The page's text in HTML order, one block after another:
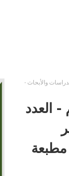
مجلة الباحث العلمية للدراسات والأبحاث -
العدد